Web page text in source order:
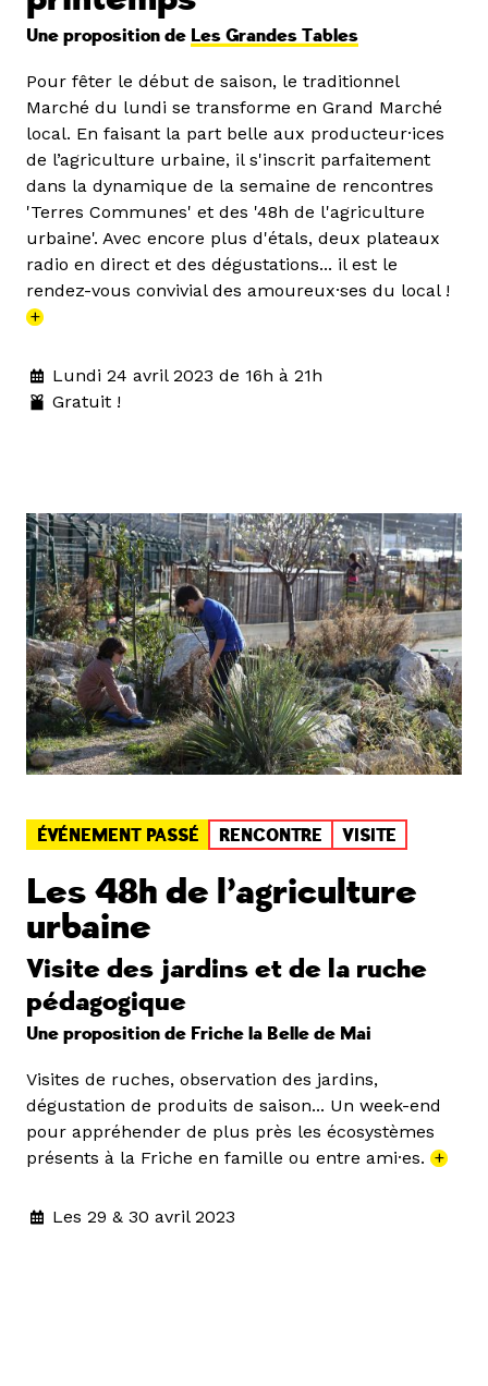
Une proposition de Les Grandes Tables
Pour fêter le début de saison, le traditionnel
Marché du lundi se transforme en Grand Marché
local. En faisant la part belle aux producteur·ices
de l’agriculture urbaine, il s'inscrit parfaitement
dans la dynamique de la semaine de rencontres
'Terres Communes' et des '48h de l'agriculture
urbaine'. Avec encore plus d'étals, deux plateaux
radio en direct et des dégustations... il est le
rendez-vous convivial des amoureux·ses du local !
+
Lundi 24 avril 2023 de 16h à 21h
Gratuit !
ÉVÉNEMENT PASSÉ RENCONTRE VISITE
Les 48h de l’agriculture
urbaine
Visite des jardins et de la ruche
pédagogique
Une proposition de Friche la Belle de Mai
Visites de ruches, observation des jardins,
dégustation de produits de saison... Un week-end
pour appréhender de plus près les écosystèmes
présents à la Friche en famille ou entre ami·es. +
Les 29 & 30 avril 2023